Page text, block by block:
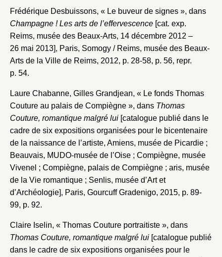
Frédérique Desbuissons, « Le buveur de signes », dans
Champagne ! Les arts de l’effervescence [cat. exp.
Reims, musée des Beaux-Arts, 14 décembre 2012 –
26 mai 2013], Paris, Somogy / Reims, musée des Beaux-
Arts de la Ville de Reims, 2012, p. 28-58, p. 56, repr.
p. 54.
Laure Chabanne, Gilles Grandjean, « Le fonds Thomas
Couture au palais de Compiègne », dans Thomas
Couture, romantique malgré lui [catalogue publié dans le
cadre de six expositions organisées pour le bicentenaire
de la naissance de l’artiste, Amiens, musée de Picardie ;
Beauvais, MUDO-musée de l’Oise ; Compiègne, musée
Vivenel ; Compiègne, palais de Compiègne ; aris, musée
de la Vie romantique ; Senlis, musée d’Art et
d’Archéologie], Paris, Gourcuff Gradenigo, 2015, p. 89-
99, p. 92.
Claire Iselin, « Thomas Couture portraitiste », dans
Thomas Couture, romantique malgré lui [catalogue publié
dans le cadre de six expositions organisées pour le